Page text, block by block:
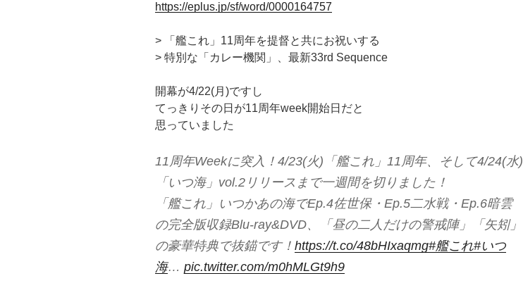
https://eplus.jp/sf/word/0000164757
> 「艦これ」11周年を提督と共にお祝いする
> 特別な「カレー機関」、最新33rd Sequence
開幕が4/22(月)ですし
てっきりその日が11周年week開始日だと
思っていました
11周年Weekに突入！4/23(火)「艦これ」11周年、そして4/24(水)
「いつ海」vol.2リリースまで一週間を切りました！
「艦これ」いつかあの海でEp.4佐世保・Ep.5二水戦・Ep.6暗雲
の完全版収録Blu-ray&DVD、「昼の二人だけの警戒陣」「矢矧」
の豪華特典で抜錨です！ https://t.co/48bHIxaqmg#艦これ#いつ
海… pic.twitter.com/m0hMLGt9h9